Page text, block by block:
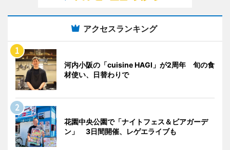
アクセスランキング
河内小阪の「cuisine HAGI」が2周年 旬の食
材使い、日替わりで
花園中央公園で「ナイトフェス＆ビアガーデ
ン」 3日間開催、レゲエライブも